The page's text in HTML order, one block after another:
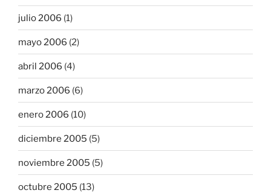
julio 2006 (1)
mayo 2006 (2)
abril 2006 (4)
marzo 2006 (6)
enero 2006 (10)
diciembre 2005 (5)
noviembre 2005 (5)
octubre 2005 (13)